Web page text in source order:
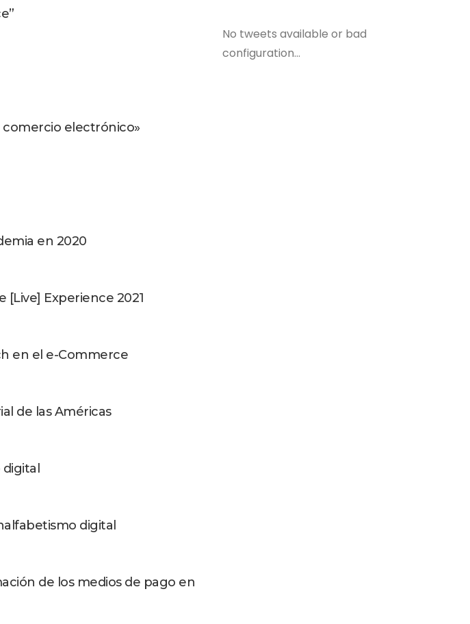
comercio electrónico»
en 2020
[Live] Experience 2021
en el e-Commerce
de las Américas
digital
digital
de los medios de pago en
No tweets available or bad
configuration...